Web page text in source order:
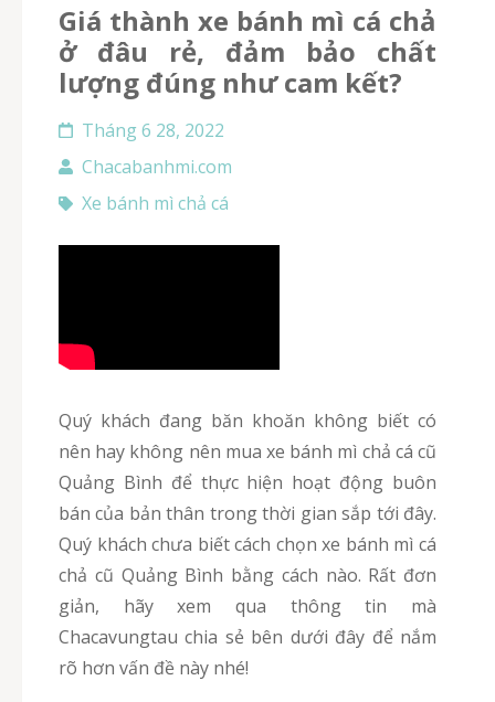
Giá thành xe bánh mì cá chả
ở đâu rẻ, đảm bảo chất
lượng đúng như cam kết?
Tháng 6 28, 2022
Chacabanhmi.com
Xe bánh mì chả cá
Quý khách đang băn khoăn không biết có
nên hay không nên mua xe bánh mì chả cá cũ
Quảng Bình để thực hiện hoạt động buôn
bán của bản thân trong thời gian sắp tới đây.
Quý khách chưa biết cách chọn xe bánh mì cá
chả cũ Quảng Bình bằng cách nào. Rất đơn
giản, hãy xem qua thông tin mà
Chacavungtau chia sẻ bên dưới đây để nắm
rõ hơn vấn đề này nhé!